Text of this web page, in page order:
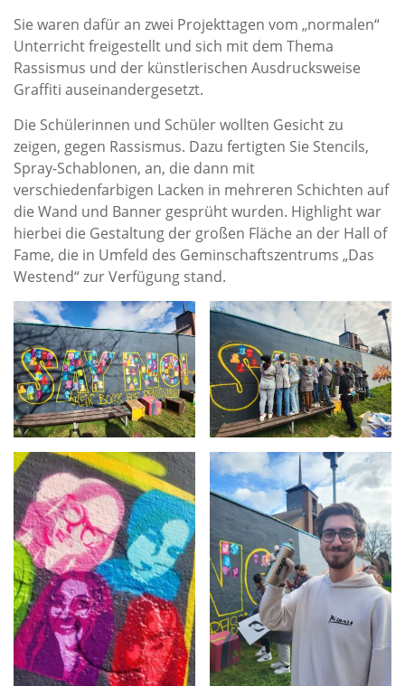
Sie waren dafür an zwei Projekttagen vom „normalen“
Unterricht freigestellt und sich mit dem Thema
Rassismus und der künstlerischen Ausdrucksweise
Graffiti auseinandergesetzt.
Die Schülerinnen und Schüler wollten Gesicht zu
zeigen, gegen Rassismus. Dazu fertigten Sie Stencils,
Spray-Schablonen, an, die dann mit
verschiedenfarbigen Lacken in mehreren Schichten auf
die Wand und Banner gesprüht wurden. Highlight war
hierbei die Gestaltung der großen Fläche an der Hall of
Fame, die in Umfeld des Geminschaftszentrums „Das
Westend“ zur Verfügung stand.